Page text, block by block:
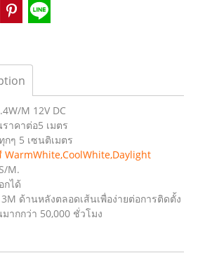
M 12V DC
าคาต่อ5 เมตร
ๆ 5 เซนติเมตร
WarmWhite,CoolWhite,Daylight
M.
กได้
ด้านหลังตลอดเส้นเพื่อง่ายต่อการติดตั้ง
ากกว่า 50,000 ชั่วโมง